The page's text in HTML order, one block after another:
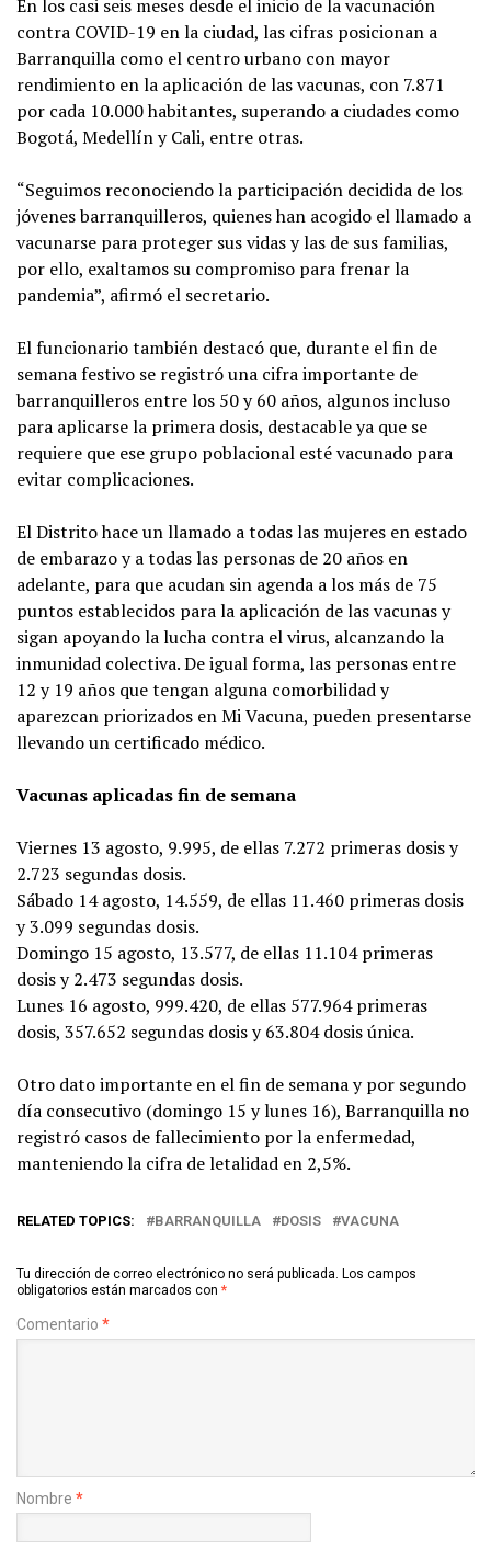
En los casi seis meses desde el inicio de la vacunación
contra COVID-19 en la ciudad, las cifras posicionan a
Barranquilla como el centro urbano con mayor
rendimiento en la aplicación de las vacunas, con 7.871
por cada 10.000 habitantes, superando a ciudades como
Bogotá, Medellín y Cali, entre otras.
“Seguimos reconociendo la participación decidida de los
jóvenes barranquilleros, quienes han acogido el llamado a
vacunarse para proteger sus vidas y las de sus familias,
por ello, exaltamos su compromiso para frenar la
pandemia”, afirmó el secretario.
El funcionario también destacó que, durante el fin de
semana festivo se registró una cifra importante de
barranquilleros entre los 50 y 60 años, algunos incluso
para aplicarse la primera dosis, destacable ya que se
requiere que ese grupo poblacional esté vacunado para
evitar complicaciones.
El Distrito hace un llamado a todas las mujeres en estado
de embarazo y a todas las personas de 20 años en
adelante, para que acudan sin agenda a los más de 75
puntos establecidos para la aplicación de las vacunas y
sigan apoyando la lucha contra el virus, alcanzando la
inmunidad colectiva. De igual forma, las personas entre
12 y 19 años que tengan alguna comorbilidad y
aparezcan priorizados en Mi Vacuna, pueden presentarse
llevando un certificado médico.
Vacunas aplicadas fin de semana
Viernes 13 agosto, 9.995, de ellas 7.272 primeras dosis y
2.723 segundas dosis.
Sábado 14 agosto, 14.559, de ellas 11.460 primeras dosis
y 3.099 segundas dosis.
Domingo 15 agosto, 13.577, de ellas 11.104 primeras
dosis y 2.473 segundas dosis.
Lunes 16 agosto, 999.420, de ellas 577.964 primeras
dosis, 357.652 segundas dosis y 63.804 dosis única.
Otro dato importante en el fin de semana y por segundo
día consecutivo (domingo 15 y lunes 16), Barranquilla no
registró casos de fallecimiento por la enfermedad,
manteniendo la cifra de letalidad en 2,5%.
RELATED TOPICS: BARRANQUILLA DOSIS VACUNA
Tu dirección de correo electrónico no será publicada. Los campos
obligatorios están marcados con *
Comentario *
Nombre *